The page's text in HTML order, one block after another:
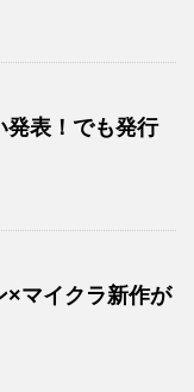
発表！でも発行
×マイクラ新作が